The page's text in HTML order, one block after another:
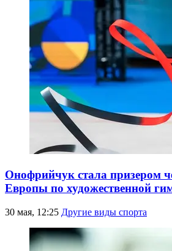
Онофрийчук стала призером
Европы по художественной
30 мая, 12:25 Другие виды спорта